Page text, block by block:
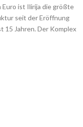
Euro ist Ilirija die größte
seit der Eröffnung
15 Jahren. Der Komplex